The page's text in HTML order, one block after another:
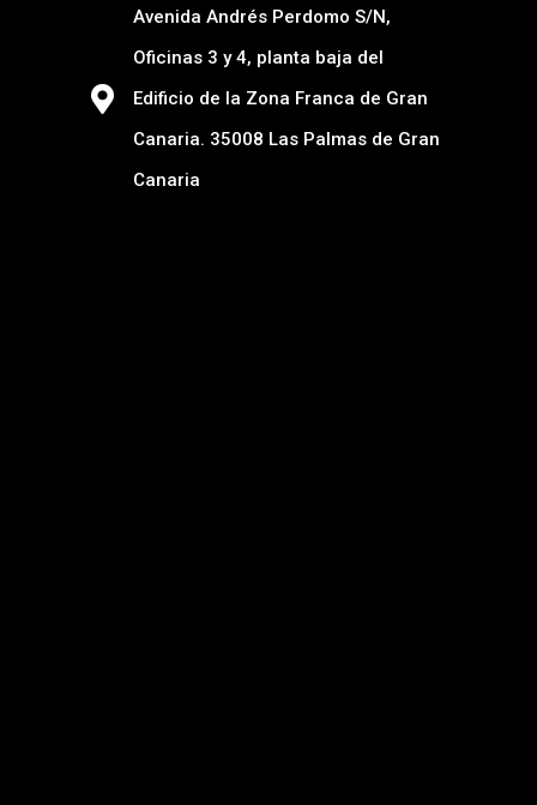
Avenida Andrés Perdomo S/N,
Oficinas 3 y 4, planta baja del
Edificio de la Zona Franca de Gran
Canaria. 35008 Las Palmas de Gran
Canaria